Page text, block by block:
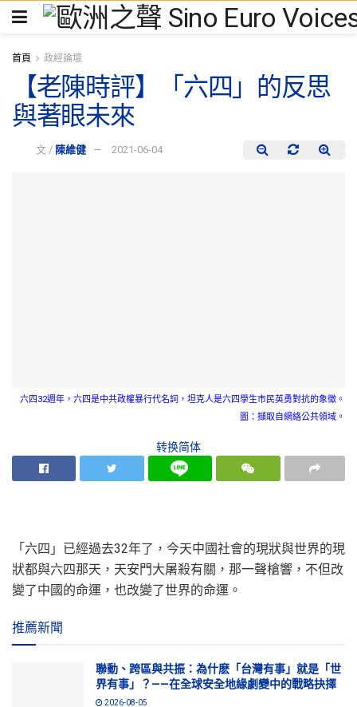
首頁 政經論壇
【老陳時評】「六四」的反思
與著眼未來
文 / 陳維健 2021-06-04
六四32週年，六四是中共政權暴行代名詞，坦克人是六四學生市民英勇對抗的象徵。
圖：擷取自網絡公共領域。
转换简体
「六四」已經過去32年了，今天中國社會的現狀與世界的現
狀都與六四那天，天安門大屠殺有關，那一聲槍響，不但改
變了中國的命運，也改變了世界的命運。
推薦新聞
聯動、跨區與共振：為什麽「台灣有事」就是「世
界有事」？——在全球安全地緣劇變中的戰略抉擇
2026-08-05